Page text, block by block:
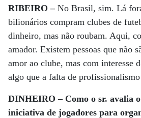
RIBEIRO –No Brasil, sim. Lá
bilionários compram clubes de
dinheiro, mas não roubam. Aqui,
amador. Existem pessoas que não
amor ao clube, mas com interesse
algo que a falta de
DINHEIRO – Como o sr. avalia o
iniciativa de jogadores para